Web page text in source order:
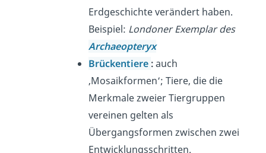
Erdgeschichte verändert haben.
Beispiel: Londoner Exemplar des
Archaeopteryx
Brückentiere :auch
‚Mosaikformen‘; Tiere, die die
Merkmale zweier Tiergruppen
vereinen gelten als
Übergangsformen zwischen zwei
Entwicklungsschritten.